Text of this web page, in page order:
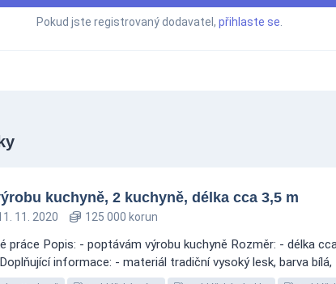
Pokud jste registrovaný dodavatel, přihlaste se
kuchyně, 2 kuchyně, délka cca 3,5 m
11. 2020 125 000 korun
práce Popis: - poptávám výrobu kuchyně Rozměr: - délka
informace: - materiál tradiční vysoký lesk, barva